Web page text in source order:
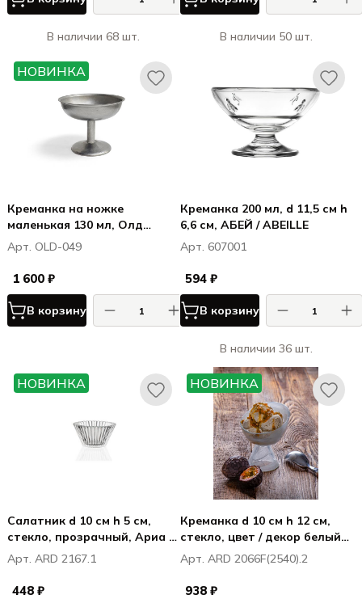
В наличии 68 шт. В наличии 50 шт.
НОВИНКА
Креманка на ножке
маленькая 130 мл, Олд
Айлэнд / Old Island, 10x7,9 см
Арт. OLD-049
1 600 ₽
В корзину
Креманка 200 мл, d 11,5 см h
6,6 см, АБЕЙ / ABEILLE
Арт. 607001
594 ₽
В корзину
В наличии 36 шт.
НОВИНКА
Салатник d 10 см h 5 см,
стекло, прозрачный, Ариа /
Aria
Арт. ARD 2167.1
448 ₽
НОВИНКА
Креманка d 10 см h 12 см,
стекло, цвет / декор белый,
Хиллс / Hills
Арт. ARD 2066F(2540).2
938 ₽